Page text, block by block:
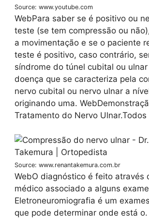
Source: www.youtube.com
WebPara saber se é positivo ou
teste (se tem compressão ou
a movimentação e se o paciente
teste é positivo, caso contrário,
síndrome do túnel cubital ou ulnar
doença que se caracteriza pela
nervo cubital ou nervo ulnar a
originando uma.
Tratamento do Nervo Ulnar.Todos
Source: www.renantakemura.com.br
WebO diagnóstico é feito através
médico associado a alguns
Eletroneuromiografia é um
que pode determinar onde está